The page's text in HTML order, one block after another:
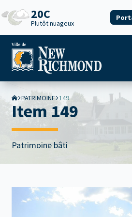
20C
Plutôt nuageux
PATRIMOINE 149
Item 149
Patrimoine bâti